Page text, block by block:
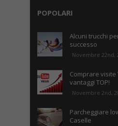
POPOLARI
Alcuni trucchi
successo
Novembre 22nd,
Comprare visite
vantaggi TOP!
Novembre 2nd,
Parcheggiare
Caselle